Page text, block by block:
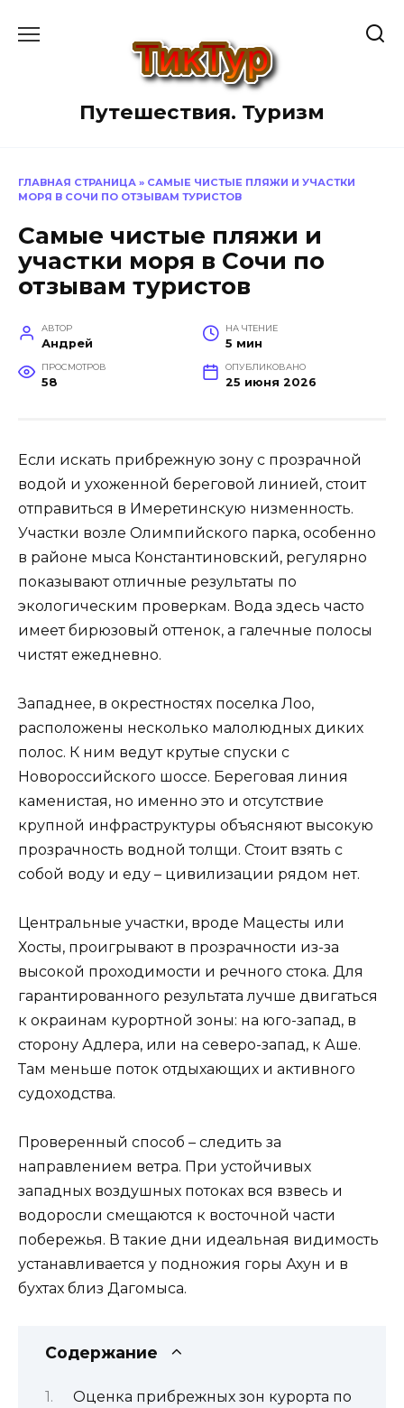
Путешествия. Туризм
ГЛАВНАЯ СТРАНИЦА » САМЫЕ ЧИСТЫЕ ПЛЯЖИ И УЧАСТКИ
МОРЯ В СОЧИ ПО ОТЗЫВАМ ТУРИСТОВ
Самые чистые пляжи и
участки моря в Сочи по
отзывам туристов
АВТОР
Андрей
НА ЧТЕНИЕ
5 мин
ПРОСМОТРОВ
58
ОПУБЛИКОВАНО
25 июня 2026
Если искать прибрежную зону с прозрачной
водой и ухоженной береговой линией, стоит
отправиться в Имеретинскую низменность.
Участки возле Олимпийского парка, особенно
в районе мыса Константиновский, регулярно
показывают отличные результаты по
экологическим проверкам. Вода здесь часто
имеет бирюзовый оттенок, а галечные полосы
чистят ежедневно.
Западнее, в окрестностях поселка Лоо,
расположены несколько малолюдных диких
полос. К ним ведут крутые спуски с
Новороссийского шоссе. Береговая линия
каменистая, но именно это и отсутствие
крупной инфраструктуры объясняют высокую
прозрачность водной толщи. Стоит взять с
собой воду и еду – цивилизации рядом нет.
Центральные участки, вроде Мацесты или
Хосты, проигрывают в прозрачности из-за
высокой проходимости и речного стока. Для
гарантированного результата лучше двигаться
к окраинам курортной зоны: на юго-запад, в
сторону Адлера, или на северо-запад, к Аше.
Там меньше поток отдыхающих и активного
судоходства.
Проверенный способ – следить за
направлением ветра. При устойчивых
западных воздушных потоках вся взвесь и
водоросли смещаются к восточной части
побережья. В такие дни идеальная видимость
устанавливается у подножия горы Ахун и в
бухтах близ Дагомыса.
Содержание
Оценка прибрежных зон курорта по